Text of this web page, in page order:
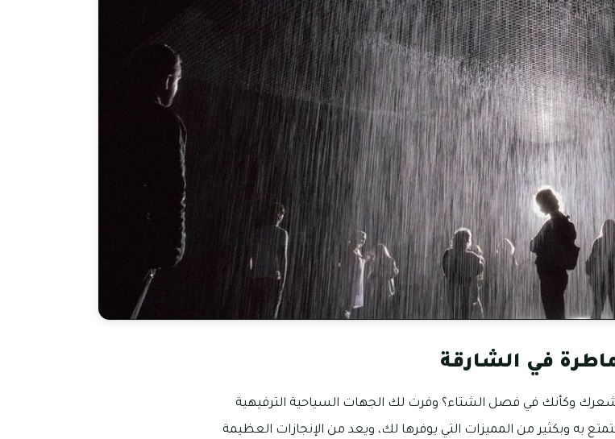
في الشارقة
وكأنك في فصل الشتاء؟ وفرت لك الجهات السياحية الترفيهية
به وبكثير من المميزات التي يوفرها لك، ويعد من الإنجازات العظيمة